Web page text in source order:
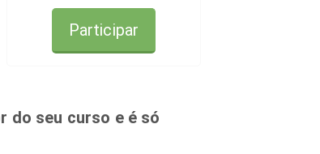
Participar
do seu curso e é só